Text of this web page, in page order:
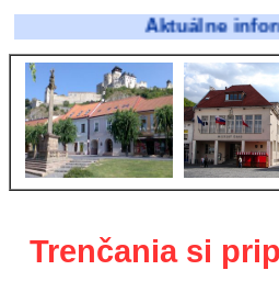
Aktuálne informácie
Trenčania si